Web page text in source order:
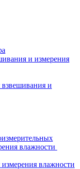
и измерения
и
влажности
влажности